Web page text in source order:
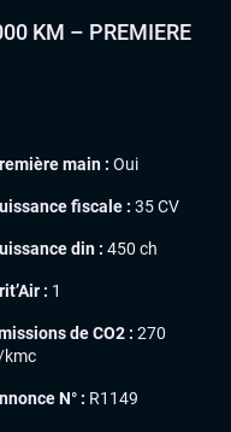
KM – PREMIERE
main : Oui
fiscale : 35 CV
din : 450 ch
: 1
de CO2 : 270
N° : R1149